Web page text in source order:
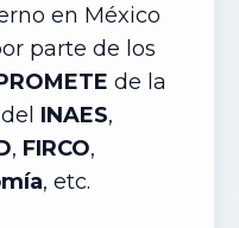
en México
parte de los
de la
del INAES,
, FIRCO,
, etc.